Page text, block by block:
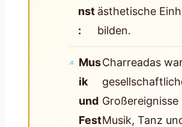
nst
:
ästhetische
bilden.
Mus
ik
und
Fest
Charreadas
Großereignisse
Musik, Tanz